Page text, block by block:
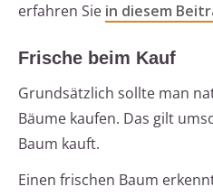
erfahren Sie in diesem
Frische beim Kauf
Grundsätzlich sollte man
Bäume kaufen. Das gilt
Baum kauft.
Einen frischen Baum